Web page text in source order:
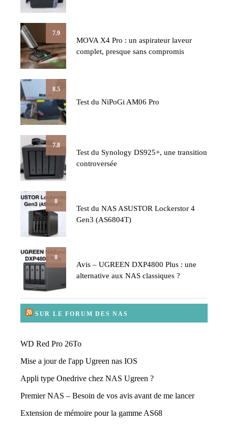
7.9
MOVA X4 Pro : un aspirateur laveur
complet, presque sans compromis
8.5
Test du NiPoGi AM06 Pro
7.8
Test du Synology DS925+, une transition
controversée
8
Test du NAS ASUSTOR Lockerstor 4
Gen3 (AS6804T)
8
Avis – UGREEN DXP4800 Plus : une
alternative aux NAS classiques ?
SUR LE FORUM DES NAS
WD Red Pro 26To
Mise a jour de l'app Ugreen nas IOS
Appli type Onedrive chez NAS Ugreen ?
Premier NAS – Besoin de vos avis avant de me lancer
Extension de mémoire pour la gamme AS68